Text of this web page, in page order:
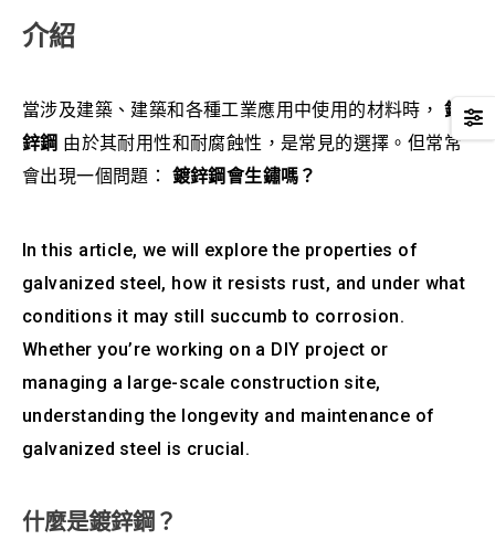
介紹
當涉及建築、建築和各種工業應用中使用的材料時， 鍍
鋅鋼 由於其耐用性和耐腐蝕性，是常見的選擇。但常常
會出現一個問題： 鍍鋅鋼會生鏽嗎？
In this article, we will explore the properties of
galvanized steel, how it resists rust, and under what
conditions it may still succumb to corrosion.
Whether you’re working on a DIY project or
managing a large-scale construction site,
understanding the longevity and maintenance of
galvanized steel is crucial.
什麼是鍍鋅鋼？